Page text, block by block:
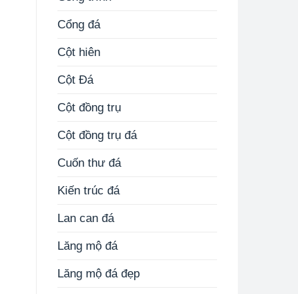
Cổng đá
Cột hiên
Cột Đá
Cột đồng trụ
Cột đồng trụ đá
Cuốn thư đá
Kiến trúc đá
Lan can đá
Lăng mộ đá
Lăng mộ đá đẹp